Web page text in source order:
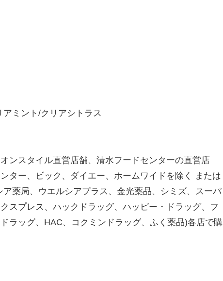
ミント/クリアシトラス
ンスタイル直営店舗、清水フードセンターの直営店
ター、ビック、ダイエー、ホームワイドを除く または
薬局、ウエルシアプラス、金光薬品、シミズ、スーパ
スプレス、ハックドラッグ、ハッピー・ドラッグ、フ
ラッグ、HAC、コクミンドラッグ、ふく薬品)各店で購